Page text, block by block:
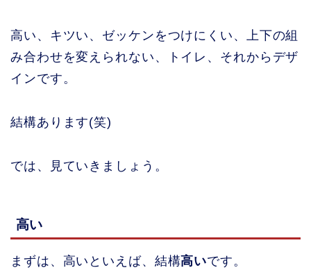
高い、キツい、ゼッケンをつけにくい、上下の組
み合わせを変えられない、トイレ、それからデザ
インです。
結構あります(笑)
では、見ていきましょう。
高い
まずは、高いといえば、結構高いです。